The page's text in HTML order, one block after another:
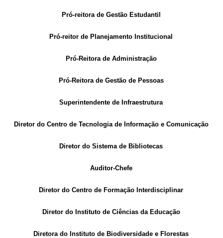
Pró-reitora de Gestão Estudantil
Pró-reitor de Planejamento Institucional
Pró-Reitora de Administração
Pró-Reitora de Gestão de Pessoas
Superintendente de Infraestrutura
Diretor do Centro de Tecnologia de Informação e Comunicação
Diretor do Sistema de Bibliotecas
Auditor-Chefe
Diretor do Centro de Formação Interdisciplinar
Diretor do Instituto de Ciências da Educação
Diretora do Instituto de Biodiversidade e Florestas